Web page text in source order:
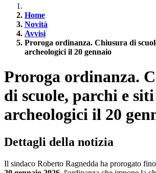
Home
Novità
Avvisi
Proroga ordinanza. Chiusura di
archeologici il 20 gennaio
Proroga ordinanza.
di scuole, parchi e siti
archeologici il 20
Dettagli della notizia
Il sindaco Roberto Ragnedda ha prorogato